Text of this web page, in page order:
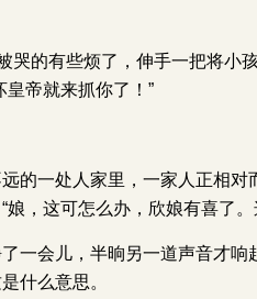
哭的有些烦了，伸手一把将
皇帝就来抓你了！”
的一处人家里，一家人正相
娘，这可怎么办，欣娘有喜了
一会儿，半晌另一道声音才响
什么意思。